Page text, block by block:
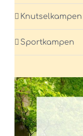
Knutselkampen
Sportkampen